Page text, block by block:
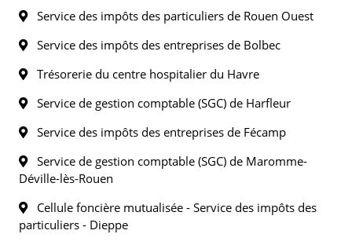
Service des impôts des particuliers de Rouen Ouest
Service des impôts des entreprises de Bolbec
Trésorerie du centre hospitalier du Havre
Service de gestion comptable (SGC) de Harfleur
Service des impôts des entreprises de Fécamp
Service de gestion comptable (SGC) de Maromme-
Déville-lès-Rouen
Cellule foncière mutualisée - Service des impôts des
particuliers - Dieppe